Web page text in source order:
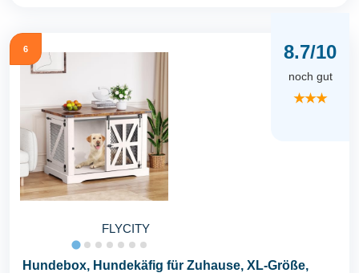
6
FLYCITY
8.7/10
noch gut
★★★
Hundebox, Hundekäfig für Zuhause, XL-Größe,